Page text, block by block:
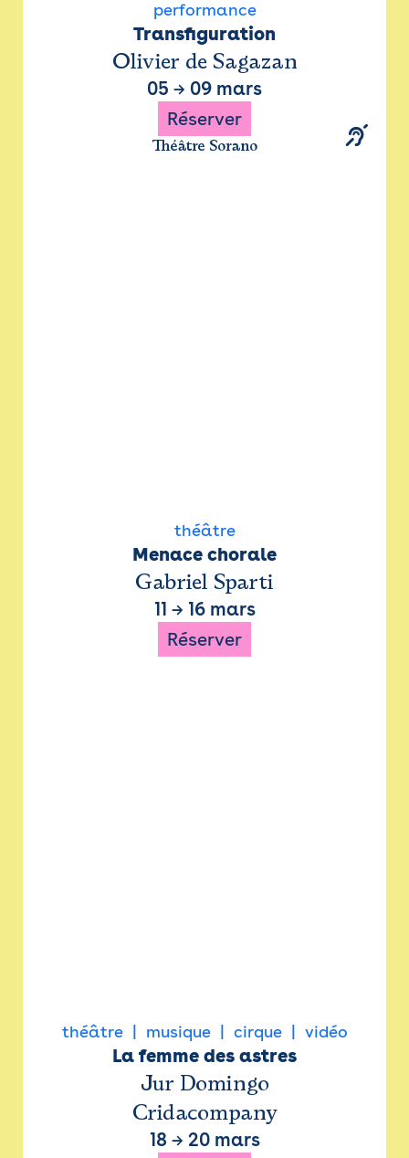
performance
Transfiguration
Olivier de Sagazan
05 → 09 mars
Réserver
Théâtre Sorano
théâtre
Menace chorale
Gabriel Sparti
11 → 16 mars
Réserver
théâtre musique cirque vidéo
La femme des astres
Jur Domingo
Cridacompany
18 → 20 mars